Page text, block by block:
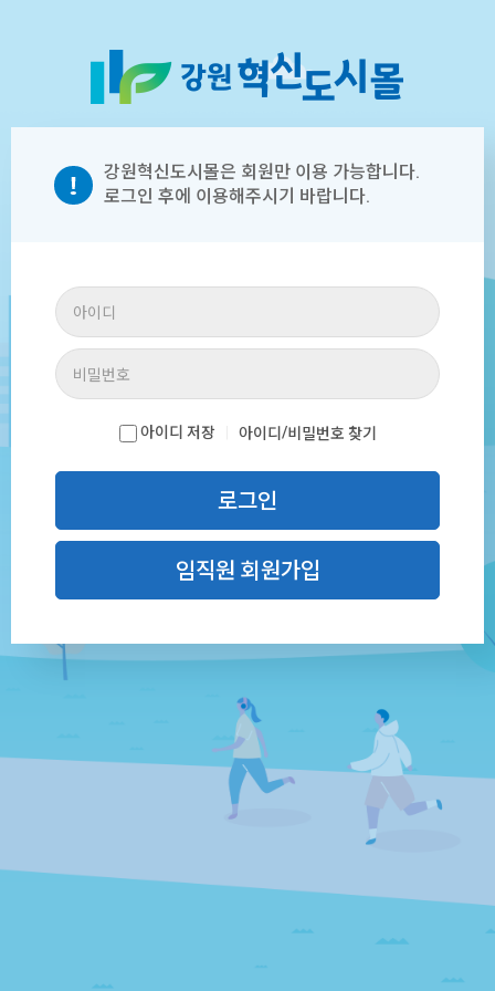
강원혁신도시몰은 회원만 이용 가능합니다.
로그인 후에 이용해주시기 바랍니다.
아이디 저장 아이디 /비밀번호 찾기
로그인
임직원 회원가입